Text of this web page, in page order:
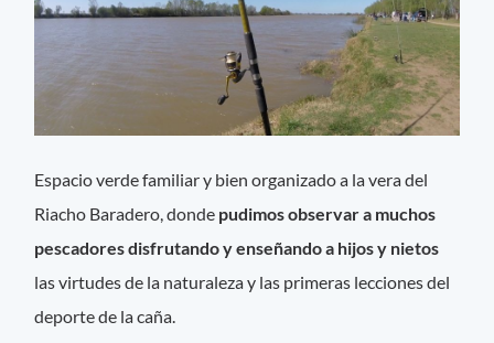
Espacio verde familiar y bien organizado a la vera del
Riacho Baradero, donde pudimos observar a muchos
pescadores disfrutando y enseñando a hijos y nietos
las virtudes de la naturaleza y las primeras lecciones del
deporte de la caña.